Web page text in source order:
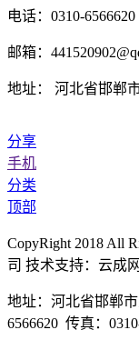
电话：0310-6566620
邮箱：
地址： 河北省邯郸
分享
手机
分类
顶部
CopyRight 2018 All
司 技术支持：云成
地址：河北省邯郸
6566620 传真：